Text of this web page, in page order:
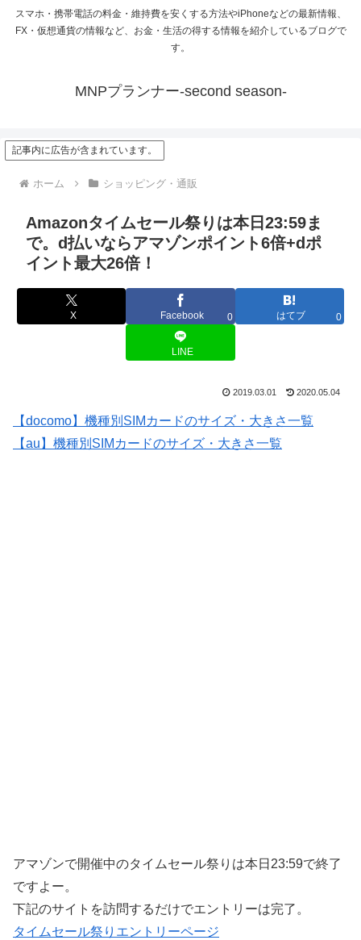
スマホ・携帯電話の料金・維持費を安くする方法やiPhoneなどの最新情報、
FX・仮想通貨の情報など、お金・生活の得する情報を紹介しているブログで
す。
MNPプランナー-second season-
記事内に広告が含まれています。
ホーム ショッピング・通販
Amazonタイムセール祭りは本日23:59ま
で。d払いならアマゾンポイント6倍+dポ
イント最大26倍！
X Facebook 0 はてブ 0
LINE
2019.03.01 2020.05.04
【docomo】機種別SIMカードのサイズ・大きさ一覧
【au】機種別SIMカードのサイズ・大きさ一覧
アマゾンで開催中のタイムセール祭りは本日23:59で終了
ですよー。
下記のサイトを訪問するだけでエントリーは完了。
タイムセール祭りエントリーページ